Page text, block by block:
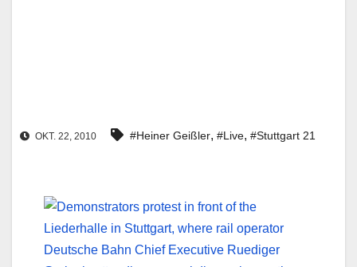
OKT. 22, 2010 #Heiner Geißler, #Live, #Stuttgart 21